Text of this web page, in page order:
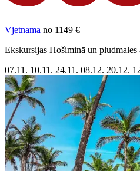
Vjetnama no 1149 €
Ekskursijas Hošiminā un pludmales
07.11. 10.11. 24.11. 08.12. 20.12.